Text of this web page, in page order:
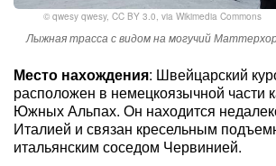
©qwesy qwesy,CC BY 3.0 , via Wikimedia Commons
Лыжная трасса с видом на могучий
Место нахождения: Швейцарский
расположен в немецкоязычной части
Южных Альпах. Он находится
Италией и связан кресельным
итальянским соседом Червинией.